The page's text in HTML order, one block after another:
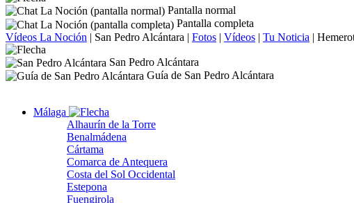
Pantalla normal
Pantalla completa
Vídeos La Noción | San Pedro Alcántara | Fotos | Vídeos | Tu Noticia |
San Pedro Alcántara
Guía de San Pedro Alcántara
Málaga
Alhaurín de la Torre
Benalmádena
Cártama
Comarca de Antequera
Costa del Sol Occidental
Estepona
Fuengirola